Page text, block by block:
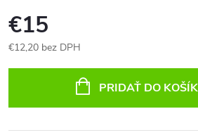
€15
€12,20 bez DPH
PRIDAŤ DO